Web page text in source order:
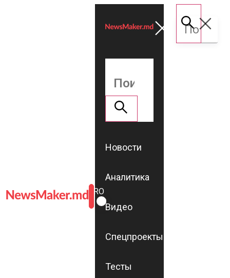
ROMÂNĂ
RU
Новости
Аналитика
Видео
Спецпроекты
Тесты